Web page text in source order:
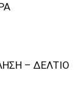
– ΔΕΛΤΙΟ